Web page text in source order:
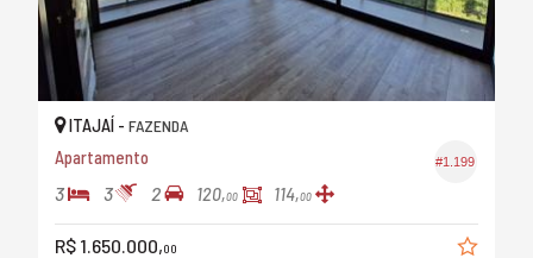
#1.199
ITAJAÍ - FAZENDA
Apartamento
3 3 2 120,00 114,00
R$ 1.650.000,00